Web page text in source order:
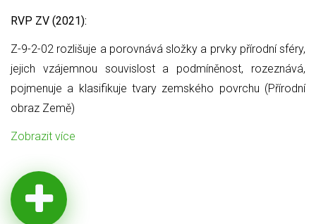
RVP ZV (2021):
Z-9-2-02 rozlišuje a porovnává složky a prvky přírodní sféry,
jejich vzájemnou souvislost a podmíněnost, rozeznává,
pojmenuje a klasifikuje tvary zemského povrchu (Přírodní
obraz Země)
Zobrazit více